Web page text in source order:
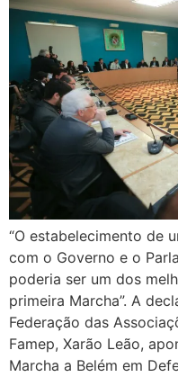
“O estabelecimento de
com o Governo e o
poderia ser um dos
primeira Marcha”. A
Federação das
Famep, Xarão Leão,
Marcha a Belém em